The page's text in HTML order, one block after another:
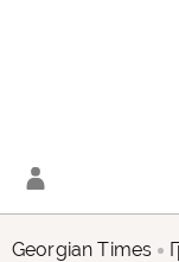
Georgian Times